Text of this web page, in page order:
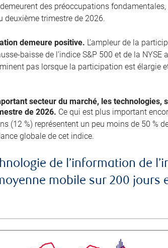
des préoccupations
deuxième trimestre de 2026.
demeure positive. L’ampleur de la
baisse de l’indice S&P 500 et de la
pas lorsque la participation est élargie
secteur du marché, les technologies,
de 2026. Ce qui est plus important
(12 %) représentent un peu moins de 50 %
globale de cet indice.
de l’information de
mobile sur 200 jours